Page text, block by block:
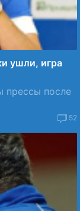
ушли, игра
прессы после
52